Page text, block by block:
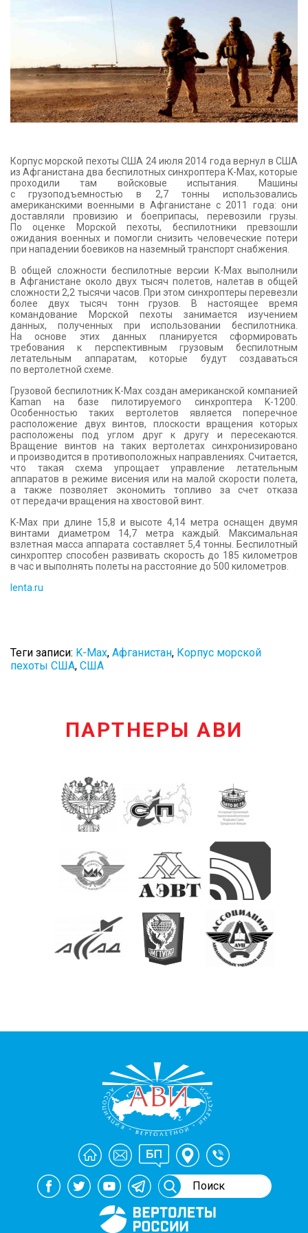
КОНТАКТЫ
Корпус морской пехоты США 24 июля 2014 года вернул в США
из Афганистана два беспилотных синхроптера K-Max, которые
проходили там войсковые испытания. Машины
с грузоподъемностью в 2,7 тонны использовались
американскими военными в Афганистане с 2011 года: они
доставляли провизию и боеприпасы, перевозили грузы.
По оценке Морской пехоты, беспилотники превзошли
ожидания военных и помогли снизить человеческие потери
при нападении боевиков на наземный транспорт снабжения.
В общей сложности беспилотные версии K-Max выполнили
в Афганистане около двух тысяч полетов, налетав в общей
сложности 2,2 тысячи часов. При этом синхроптеры перевезли
более двух тысяч тонн грузов. В настоящее время
командование Морской пехоты занимается изучением
данных, полученных при использовании беспилотника.
На основе этих данных планируется сформировать
требования к перспективным грузовым беспилотным
летательным аппаратам, которые будут создаваться
по вертолетной схеме.
Грузовой беспилотник K-Max создан американской компанией
Kaman на базе пилотируемого синхроптера K-1200.
Особенностью таких вертолетов является поперечное
расположение двух винтов, плоскости вращения которых
расположены под углом друг к другу и пересекаются.
Вращение винтов на таких вертолетах синхронизировано
и производится в противоположных направлениях. Считается,
что такая схема упрощает управление летательным
аппаратов в режиме висения или на малой скорости полета,
а также позволяет экономить топливо за счет отказа
от передачи вращения на хвостовой винт.
K-Max при длине 15,8 и высоте 4,14 метра оснащен двумя
винтами диаметром 14,7 метра каждый. Максимальная
взлетная масса аппарата составляет 5,4 тонны. Беспилотный
синхроптер способен развивать скорость до 185 километров
в час и выполнять полеты на расстояние до 500 километров.
lenta.ru
Теги записи: K-Max, Афганистан, Корпус морской
пехоты США, США
ПАРТНЕРЫ АВИ